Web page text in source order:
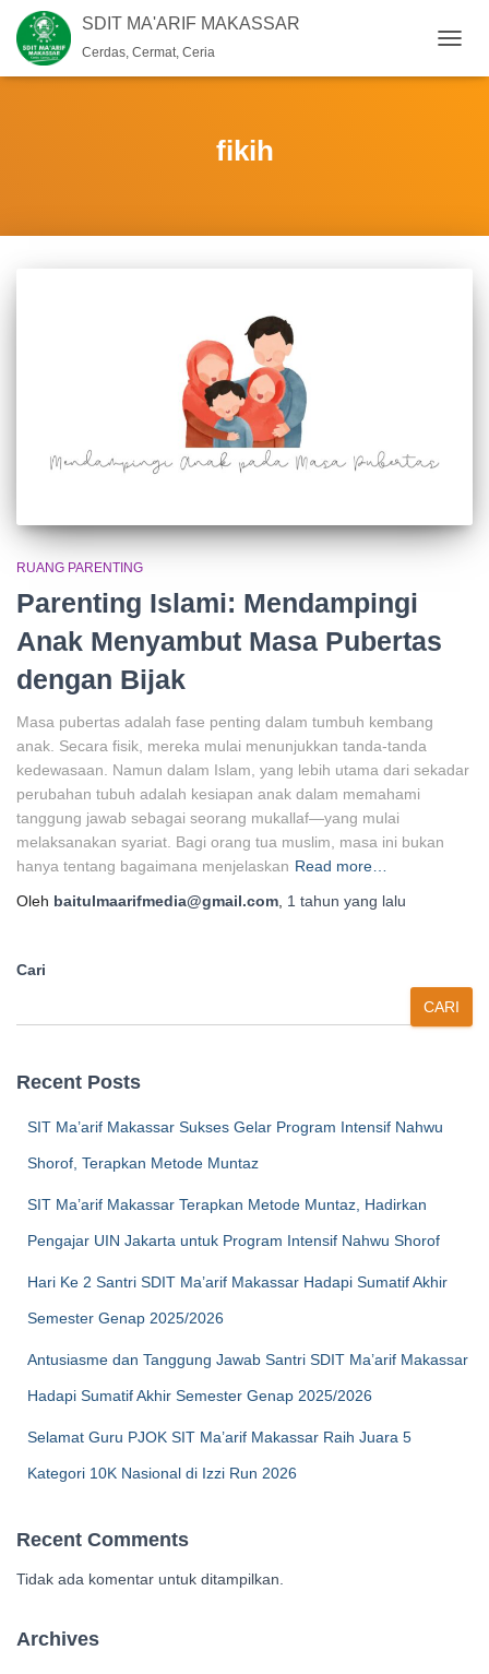
SDIT MA'ARIF MAKASSAR
Cerdas, Cermat, Ceria
fikih
RUANG PARENTING
Parenting Islami: Mendampingi
Anak Menyambut Masa Pubertas
dengan Bijak
Masa pubertas adalah fase penting dalam tumbuh kembang
anak. Secara fisik, mereka mulai menunjukkan tanda-tanda
kedewasaan. Namun dalam Islam, yang lebih utama dari sekadar
perubahan tubuh adalah kesiapan anak dalam memahami
tanggung jawab sebagai seorang mukallaf—yang mulai
melaksanakan syariat. Bagi orang tua muslim, masa ini bukan
hanya tentang bagaimana menjelaskan Read more…
Oleh baitulmaarifmedia@gmail.com 1 tahun yang lalu
Cari
CARI
Recent Posts
SIT Ma’arif Makassar Sukses Gelar Program Intensif Nahwu
Shorof, Terapkan Metode Muntaz
SIT Ma’arif Makassar Terapkan Metode Muntaz, Hadirkan
Pengajar UIN Jakarta untuk Program Intensif Nahwu Shorof
Hari Ke 2 Santri SDIT Ma’arif Makassar Hadapi Sumatif Akhir
Semester Genap 2025/2026
Antusiasme dan Tanggung Jawab Santri SDIT Ma’arif Makassar
Hadapi Sumatif Akhir Semester Genap 2025/2026
Selamat Guru PJOK SIT Ma’arif Makassar Raih Juara 5
Kategori 10K Nasional di Izzi Run 2026
Recent Comments
Tidak ada komentar untuk ditampilkan.
Archives